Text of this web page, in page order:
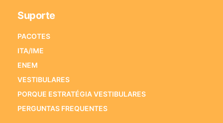
Suporte
PACOTES
ITA/IME
ENEM
VESTIBULARES
PORQUE ESTRATÉGIA VESTIBULARES
PERGUNTAS FREQUENTES